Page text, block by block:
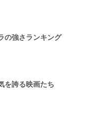
の強さランキング
を誇る映画たち